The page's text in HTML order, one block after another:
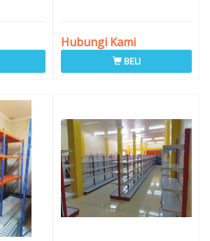
Hubungi Kami
BELI